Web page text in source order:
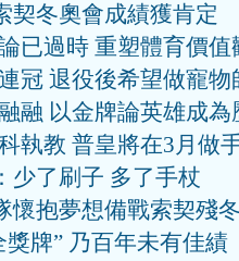
契冬奧會成績獲肯定
已過時 重塑體育價值
冠 退役後希望做寵物
融 以金牌論英雄成為
執教 普皇將在3月做
少了刷子 多了手杖
懷抱夢想備戰索契殘
牌” 乃百年未有佳績